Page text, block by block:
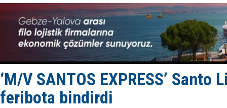
İnsansız
Yüzyıl
Anadolu
Derince,
Tüpraş,
İTU AUV,
LNG
Türkiye-
‘M/V SANTOS EXPRESS’ Santo
feribota bindirdi